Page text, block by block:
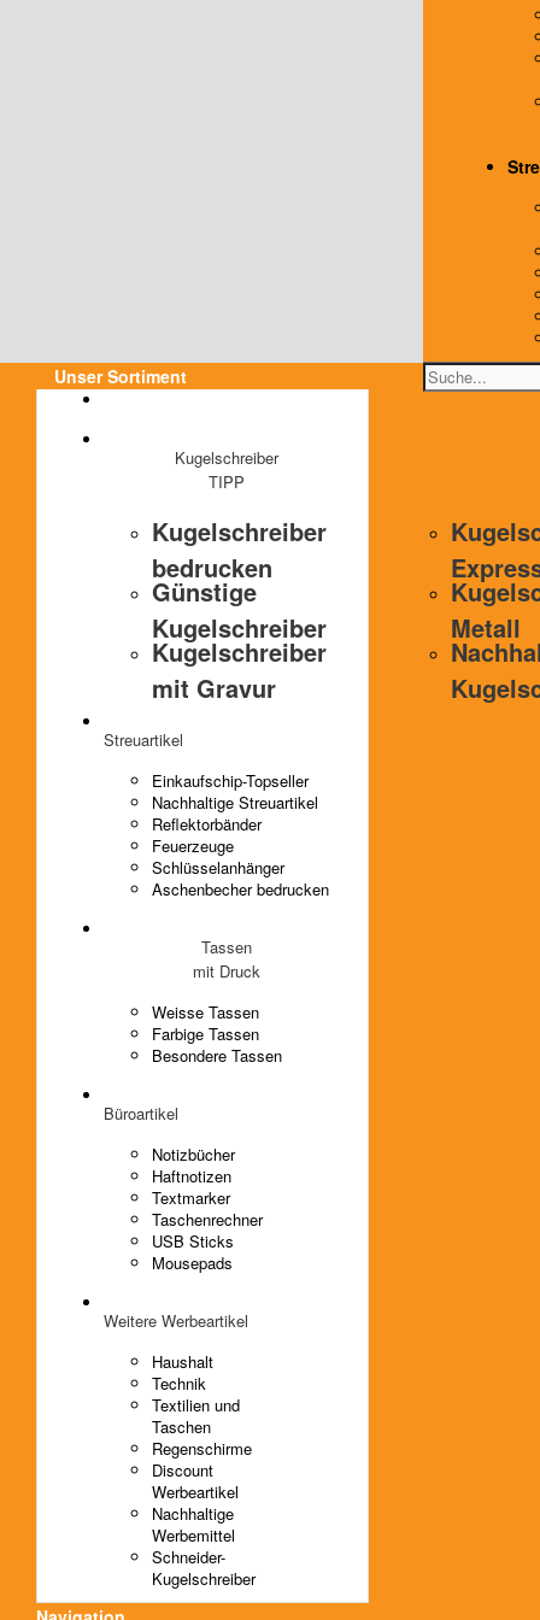
Unser Sortiment
Kugelschreiber
TIPP
Kugelschreiber
bedrucken
Günstige
Kugelschreiber
Kugelschreiber
mit Gravur
Metall
Streuartikel
Einkaufschip-Topseller
Nachhaltige Streuartikel
Reflektorbänder
Feuerzeuge
Schlüsselanhänger
Aschenbecher bedrucken
Tassen
mit Druck
Weisse Tassen
Farbige Tassen
Besondere Tassen
Büroartikel
Notizbücher
Haftnotizen
Textmarker
Taschenrechner
USB Sticks
Mousepads
Weitere Werbeartikel
Haushalt
Technik
Textilien und
Taschen
Regenschirme
Discount
Werbeartikel
Nachhaltige
Werbemittel
Schneider-
Kugelschreiber